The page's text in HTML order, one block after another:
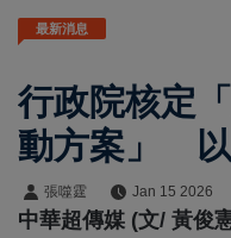
最新消息
行政院核定
動方案」 以
部半導體S廊
張噬霆 Jan 15 2026
中華超傳媒 (文/ 黃俊